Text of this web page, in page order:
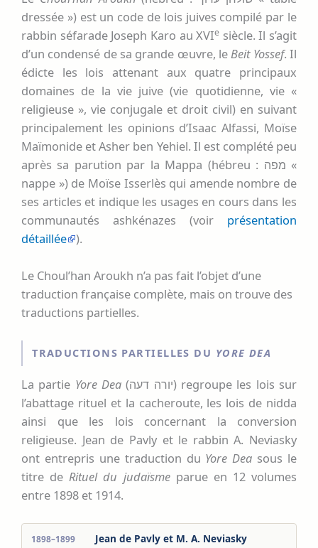
dressée ») est un code de lois juives compilé par le
rabbin séfarade Joseph Karo au XVIe siècle. Il s’agit
d’un condensé de sa grande œuvre, leBeit Yossef. Il
édicte les lois attenant aux quatre principaux
domaines de la vie juive (vie quotidienne, vie «
religieuse », vie conjugale et droit civil) en suivant
principalement les opinions d’Isaac Alfassi, Moïse
Maïmonide et Asher ben Yehiel. Il est complété peu
après sa parution par la Mappa (hébreu : מפה «
nappe ») de Moïse Isserlès qui amende nombre de
ses articles et indique les usages en cours dans les
communautés ashkénazes (voir présentation
détaillée ).
Le Choul’han Aroukh n’a pas fait l’objet d’une
traduction française complète, mais on trouve des
traductions partielles.
TRADUCTIONS PARTIELLES DU YORE DEA
La partie Yore Dea (יורה דעה) regroupe les lois sur
l’abattage rituel et la cacheroute, les lois de nidda
ainsi que les lois concernant la conversion
religieuse. Jean de Pavly et le rabbin A. Neviasky
ont entrepris une traduction du Yore Dea sous le
titre deRituel du judaïsmeparue en 12 volumes
entre 1898 et 1914.
1898–1899 Jean de Pavly et M. A. Neviasky